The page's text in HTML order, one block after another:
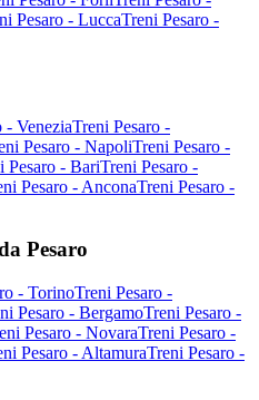
Pesaro - LuccaTreni Pesaro -
- VeneziaTreni Pesaro -
Pesaro - NapoliTreni Pesaro -
Pesaro - BariTreni Pesaro -
Pesaro - AnconaTreni Pesaro -
Pesaro
- TorinoTreni Pesaro -
Pesaro - BergamoTreni Pesaro -
Pesaro - NovaraTreni Pesaro -
Pesaro - AltamuraTreni Pesaro -